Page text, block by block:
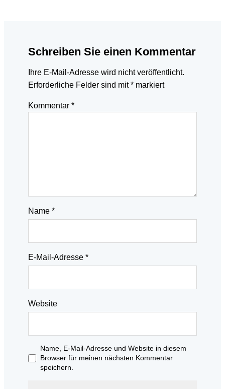
Schreiben Sie einen Kommentar
Ihre E-Mail-Adresse wird nicht veröffentlicht.
Erforderliche Felder sind mit* markiert
Kommentar *
Name *
E-Mail-Adresse *
Website
Name, E-Mail-Adresse und Website in diesem
Browser für meinen nächsten Kommentar
speichern.